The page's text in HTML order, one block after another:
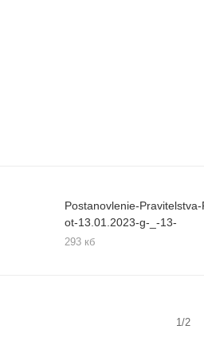
Postanovlenie-Pravitelstva-
ot-13.01.2023-g-_-13-
293 кб
1/2